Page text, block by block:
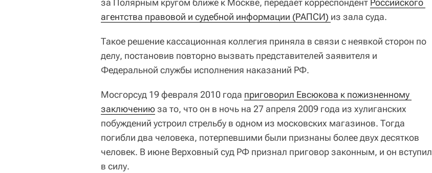
за Полярным кругом ближе к Москве, передает корреспондент Российского
агентства правовой и судебной информации (РАПСИ) из зала суда.
Такое решение кассационная коллегия приняла в связи с неявкой сторон по
делу, постановив повторно вызвать представителей заявителя и
Федеральной службы исполнения наказаний РФ.
Мосгорсуд 19 февраля 2010 года приговорил Евсюкова к пожизненному
заключениюза то, что он в ночь на 27 апреля 2009 года из хулиганских
побуждений устроил стрельбу в одном из московских магазинов. Тогда
погибли два человека, потерпевшими были признаны более двух десятков
человек. В июне Верховный суд РФ признал приговор законным, и он вступил
в силу.